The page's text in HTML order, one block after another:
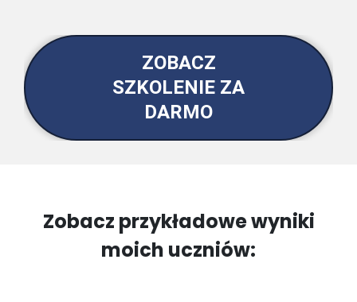
ZOBACZ
SZKOLENIE ZA
DARMO
Zobacz przykładowe wyniki
moich uczniów: